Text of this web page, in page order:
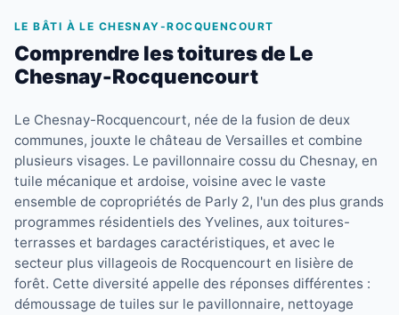
LE BÂTI À LE CHESNAY-ROCQUENCOURT
Comprendre les toitures de Le
Chesnay-Rocquencourt
Le Chesnay-Rocquencourt, née de la fusion de deux
communes, jouxte le château de Versailles et combine
plusieurs visages. Le pavillonnaire cossu du Chesnay, en
tuile mécanique et ardoise, voisine avec le vaste
ensemble de copropriétés de Parly 2, l'un des plus grands
programmes résidentiels des Yvelines, aux toitures-
terrasses et bardages caractéristiques, et avec le
secteur plus villageois de Rocquencourt en lisière de
forêt. Cette diversité appelle des réponses différentes :
démoussage de tuiles sur le pavillonnaire, nettoyage